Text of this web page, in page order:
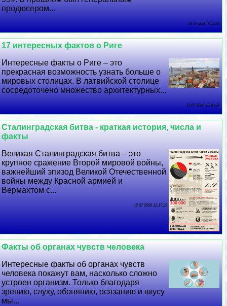
продюсером...
14 07 2026 7:53:24
17 интересных фактов о Риге
Интересные факты о Риге – это
прекрасная возможность узнать больше о
мировых столицах. В латвийской столице
сосредоточено множество архитектурных...
13 07 2026 22:10:32
Сталинградская битва - краткая история, числа и
факты
Великая Сталинградская битва – это
крупное сражение Второй мировой войны,
важнейший эпизод Великой Отечественной
войны между Красной армией и
Вермахтом с...
12 07 2026 12:17:29
Факты об органах чувств человека
Интересные факты об органах чувств
человека покажут вам, насколько сложно
устроен организм. Только благодаря
зрению, слуху, обонянию, осязанию и вкусу
мы...